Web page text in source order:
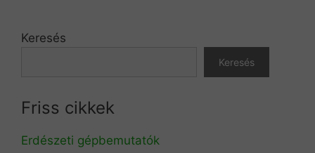
Keresés
Keresés
Friss cikkek
Erdészeti gépbemutatók